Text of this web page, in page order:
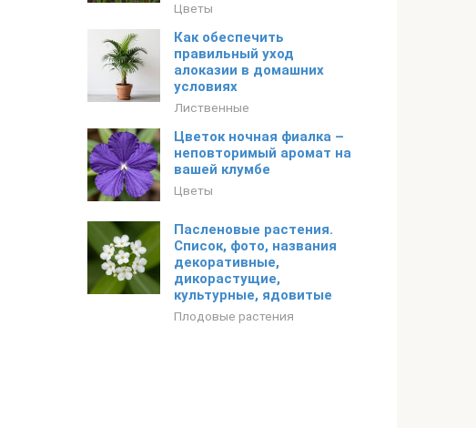
Цветы
Как обеспечить
правильный уход
алоказии в домашних
условиях
Лиственные
Цветок ночная фиалка –
неповторимый аромат на
вашей клумбе
Цветы
Пасленовые растения.
Список, фото, названия
декоративные,
дикорастущие,
культурные, ядовитые
Плодовые растения